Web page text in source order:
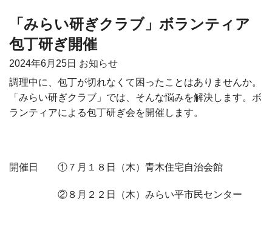
「みらい研ぎクラブ」ボランティア
包丁研ぎ開催
2024年6月25日 お知らせ
調理中に、包丁が切れなくて困ったことはありませんか。
「みらい研ぎクラブ」では、そんな悩みを解決します。ボ
ランティアによる包丁研ぎ会を開催します。
開催日 ①７月１８日（木）青木住宅自治会館
②８月２２日（木）みらい平市民センター